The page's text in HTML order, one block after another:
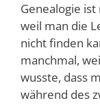
Genealogie
weil man die
nicht finden
manchmal,
wusste, dass
während des